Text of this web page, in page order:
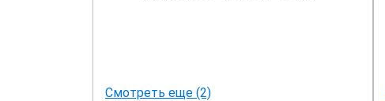
Смотреть еще (2)